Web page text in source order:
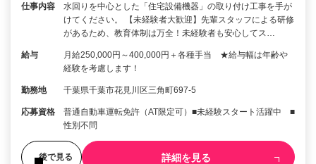
仕事内容
水回りを中心とした「住宅設備機器」の取り付け工事を手が
けてください。 【未経験者大歓迎】先輩スタッフによる研修
があるため、教育体制は万全！未経験者も安心してス…
給与
月給250,000円～400,000円＋各種手当 ★給与幅は年齢や
経験を考慮します！
勤務地 千葉県千葉市花見川区三角町697-5
応募資格
普通自動車運転免許（AT限定可）■未経験スタート活躍中 ■
性別不問
後で見る 詳細を見る